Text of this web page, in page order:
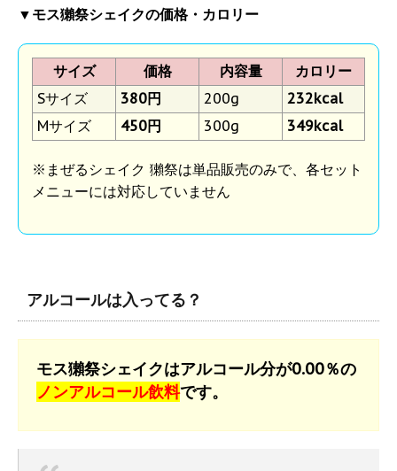
▼ モス獺祭シェイクの価格・カロリー
サイズ 価格 内容量
カロリー
Sサイズ
380円 200g
232kcal
Mサイズ
450円 300g 349kcal
※まぜるシェイク 獺祭は単品販売のみで、各セット
メニューには対応していません
アルコールは入ってる？
モス獺祭シェイクはアルコール分が0.00％の
ノンアルコール飲料です。